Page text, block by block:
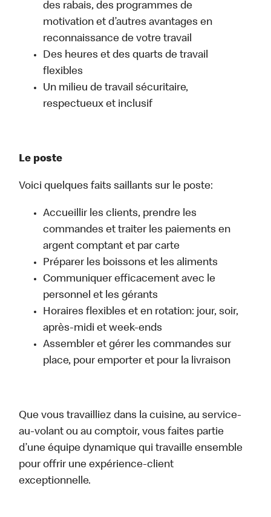
des rabais, des programmes de
motivation et d’autres avantages en
reconnaissance de votre travail
Des heures et des quarts de travail
flexibles
Un milieu de travail sécuritaire,
respectueux et inclusif
Le poste
Voici quelques faits saillants sur le poste:
Accueillir les clients, prendre les
commandes et traiter les paiements en
argent comptant et par carte
Préparer les boissons et les aliments
Communiquer efficacement avec le
personnel et les gérants
Horaires flexibles et en rotation: jour, soir,
après-midi et week-ends
Assembler et gérer les commandes sur
place, pour emporter et pour la livraison
Que vous travailliez dans la cuisine, au service-
au-volant ou au comptoir, vous faites partie
d’une équipe dynamique qui travaille ensemble
pour offrir une expérience-client
exceptionnelle.